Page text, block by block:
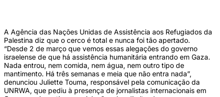
A Agência das Nações Unidas de Assistência aos Refugiados da
Palestina diz que o cerco é total e nunca foi tão apertado.
“Desde 2 de março que vemos essas alegações do governo
israelense de que há assistência humanitária entrando em Gaza.
Nada entrou, nem comida, nem água, nem outro tipo de
mantimento. Há três semanas e meia que não entra nada”,
denunciou Juliette Touma, responsável pela comunicação da
UNRWA, que pediu à presença de jornalistas internacionais em